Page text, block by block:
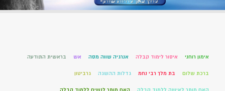
אימון רוחני איסור לימוד קבלה אנרגיה שווה מסה אש בראשית התודעה
ברכת שלום בת מלך רבי נחמ גדלות ההשגה גרביטון